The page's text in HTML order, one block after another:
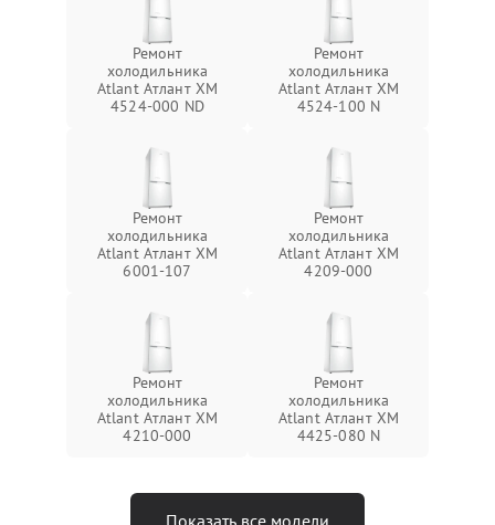
Ремонт
холодильника
Atlant Атлант ХМ
4524-000 ND
Ремонт
холодильника
Atlant Атлант ХМ
4524-100 N
Ремонт
холодильника
Atlant Атлант ХМ
6001-107
Ремонт
холодильника
Atlant Атлант ХМ
4209-000
Ремонт
холодильника
Atlant Атлант ХМ
4210-000
Ремонт
холодильника
Atlant Атлант ХМ
4425-080 N
Показать все модели